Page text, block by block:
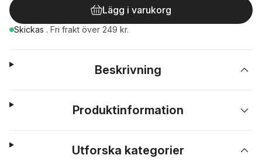
Lägg i varukorg
Skickas . Fri frakt över 249 kr.
Beskrivning
Produktinformation
Utforska kategorier